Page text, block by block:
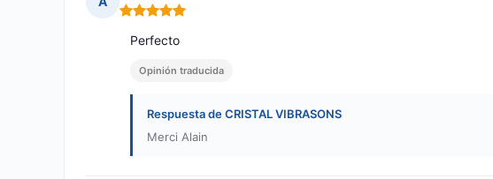
Nota: 5 de 5
Perfecto
Opinión traducida
Respuesta de CRISTAL VIBRASONS
Merci Alain